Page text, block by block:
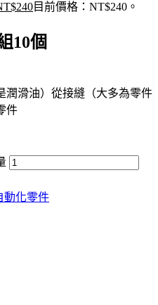
240目前價格：NT$240。
10個
潤滑油）從接縫（大多為零件
件
動化零件